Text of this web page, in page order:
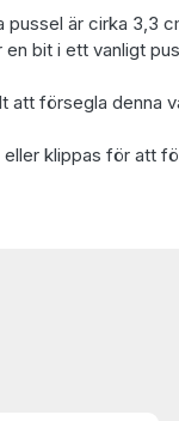
pussel är cirka 3,3
bit i ett vanligt
att försegla denna
klippas för att